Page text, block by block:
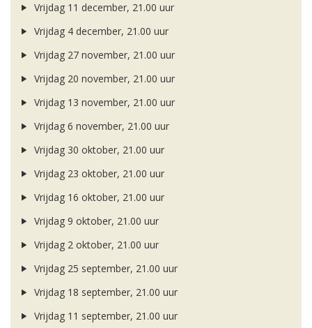
Vrijdag 11 december, 21.00 uur
Vrijdag 4 december, 21.00 uur
Vrijdag 27 november, 21.00 uur
Vrijdag 20 november, 21.00 uur
Vrijdag 13 november, 21.00 uur
Vrijdag 6 november, 21.00 uur
Vrijdag 30 oktober, 21.00 uur
Vrijdag 23 oktober, 21.00 uur
Vrijdag 16 oktober, 21.00 uur
Vrijdag 9 oktober, 21.00 uur
Vrijdag 2 oktober, 21.00 uur
Vrijdag 25 september, 21.00 uur
Vrijdag 18 september, 21.00 uur
Vrijdag 11 september, 21.00 uur